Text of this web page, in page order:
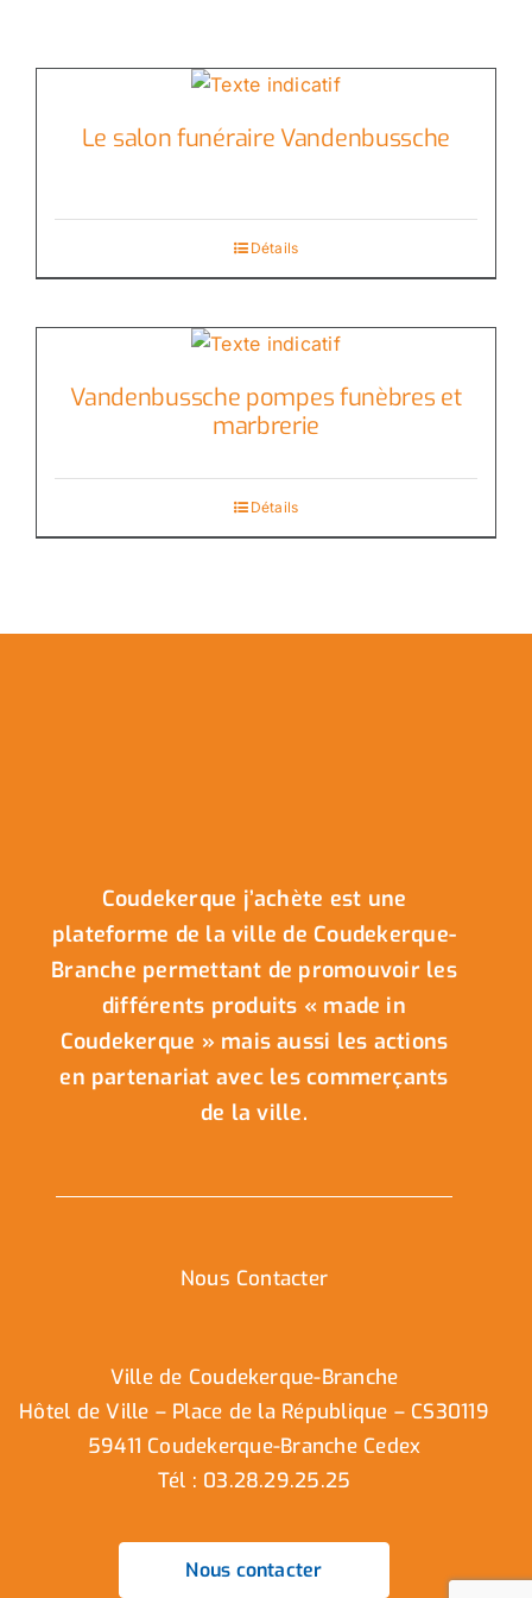
Le salon funéraire Vandenbussche
Détails
Vandenbussche pompes funèbres et
marbrerie
Détails
Coudekerque j’achète est une
plateforme de la ville de Coudekerque-
Branche permettant de promouvoir les
différents produits « made in
Coudekerque » mais aussi les actions
en partenariat avec les commerçants
de la ville.
Nous Contacter
Ville de Coudekerque-Branche
Hôtel de Ville – Place de la République – CS30119
59411 Coudekerque-Branche Cedex
Tél : 03.28.29.25.25
Nous contacter